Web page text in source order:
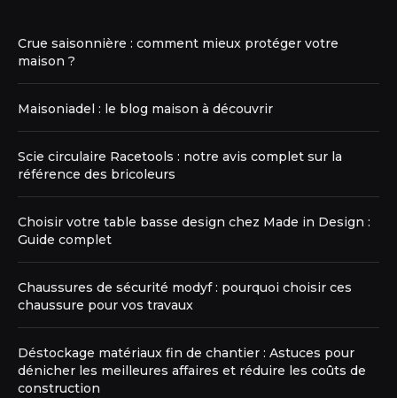
Crue saisonnière : comment mieux protéger votre
maison ?
Maisoniadel : le blog maison à découvrir
Scie circulaire Racetools : notre avis complet sur la
référence des bricoleurs
Choisir votre table basse design chez Made in Design :
Guide complet
Chaussures de sécurité modyf : pourquoi choisir ces
chaussure pour vos travaux
Déstockage matériaux fin de chantier : Astuces pour
dénicher les meilleures affaires et réduire les coûts de
construction